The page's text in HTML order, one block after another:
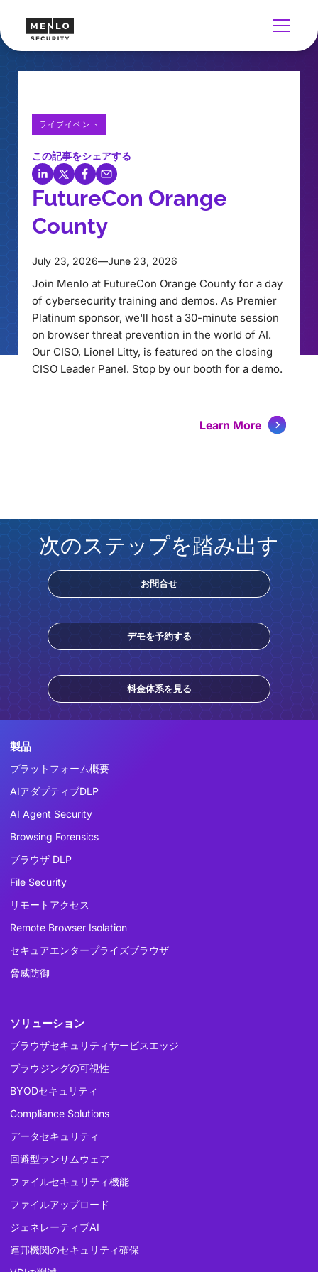
ライブイベント
この記事をシェアする
FutureCon Orange
County
July 23, 2026—June 23, 2026
Join Menlo at FutureCon Orange County for a day
of cybersecurity training and demos. As Premier
Platinum sponsor, we'll host a 30-minute session
on browser threat prevention in the world of AI.
Our CISO, Lionel Litty, is featured on the closing
CISO Leader Panel. Stop by our booth for a demo.
Learn More
次のステップを踏み出す
お問合せ
デモを予約する
料金体系を見る
製品
プラットフォーム概要
AIアダプティブDLP
AI Agent Security
Browsing Forensics
ブラウザ DLP
File Security
リモートアクセス
Remote Browser Isolation
セキュアエンタープライズブラウザ
脅威防御
ソリューション
ブラウザセキュリティサービスエッジ
ブラウジングの可視性
BYODセキュリティ
Compliance Solutions
データセキュリティ
回避型ランサムウェア
ファイルセキュリティ機能
ファイルアップロード
ジェネレーティブAI
連邦機関のセキュリティ確保